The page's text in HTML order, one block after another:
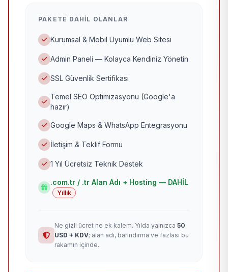
PAKETE DAHIL OLANLAR
Kurumsal & Mobil Uyumlu Web Sitesi
Admin Paneli — Kolayca Kendiniz Yönetin
SSL Güvenlik Sertifikası
Temel SEO Optimizasyonu (Google'a
hazır)
Google Maps & WhatsApp Entegrasyonu
İletişim & Teklif Formu
1 Yıl Ücretsiz Teknik Destek
.com.tr / .tr Alan Adı + Hosting — DAHİL
Yıllık
Ne gizli ücret ne ek kalem. Yılda yalnızca 50
USD + KDV; alan adı, barındırma ve fazlası bu
rakamın içinde.